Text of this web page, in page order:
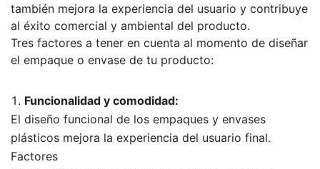
también mejora la experiencia del usuario y contribuye
al éxito comercial y ambiental del producto.
Tres factores a tener en cuenta al momento de diseñar
el empaque o envase de tu producto:
Funcionalidad y comodidad:
El diseño funcional de los empaques y envases
plásticos mejora la experiencia del usuario final.
Factores